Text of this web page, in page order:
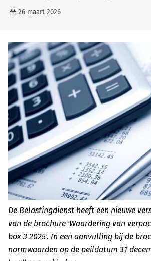
26 maart 2026
De Belastingdienst heeft een nieuwe
van de brochure 'Waardering van
box 3 2025'. In een aanvulling bij de
normwaarden op de peildatum 31